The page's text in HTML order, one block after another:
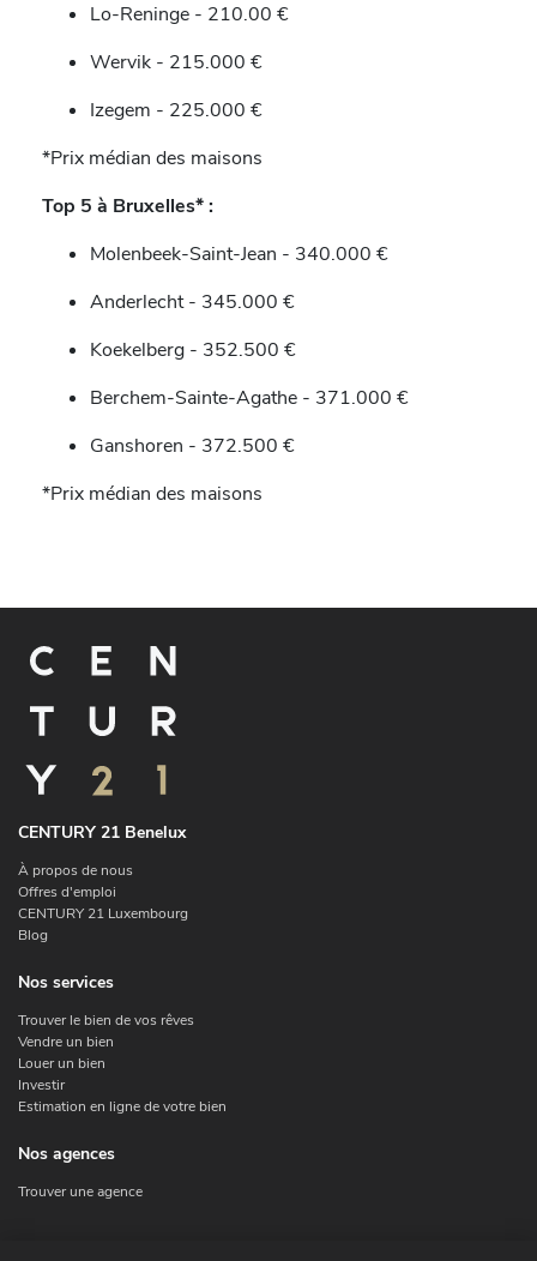
Lo-Reninge - 210.00 €
Wervik - 215.000 €
Izegem - 225.000 €
*Prix médian des maisons
Top 5 à Bruxelles* :
Molenbeek-Saint-Jean - 340.000 €
Anderlecht - 345.000 €
Koekelberg - 352.500 €
Berchem-Sainte-Agathe - 371.000 €
Ganshoren - 372.500 €
*Prix médian des maisons
CENTURY 21 Benelux
À propos de nous
Offres d'emploi
CENTURY 21 Luxembourg
Blog
Nos services
Trouver le bien de vos rêves
Vendre un bien
Louer un bien
Investir
Estimation en ligne de votre bien
Nos agences
Trouver une agence